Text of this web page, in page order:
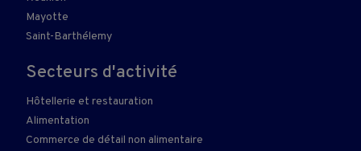
Mayotte
Saint-Barthélemy
Secteurs d'activité
Hôtellerie et restauration
Alimentation
Commerce de détail non alimentaire